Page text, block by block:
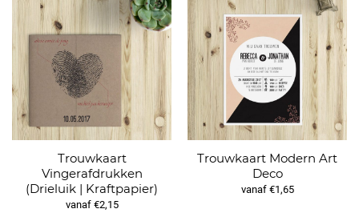
Trouwkaart
Vingerafdrukken
(Drieluik | Kraftpapier)
vanaf €2,15
Trouwkaart Modern Art
Deco
vanaf €1,65